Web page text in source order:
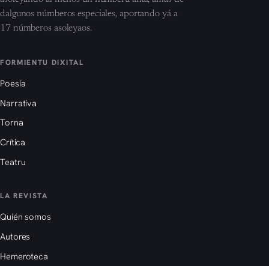
dalgunos númberos especiales, aportando yá a
17 númberos asoleyaos.
FORMIENTU DIXITAL
Poesía
Narrativa
Torna
Crítica
Teatru
LA REVISTA
Quién somos
Autores
Hemeroteca